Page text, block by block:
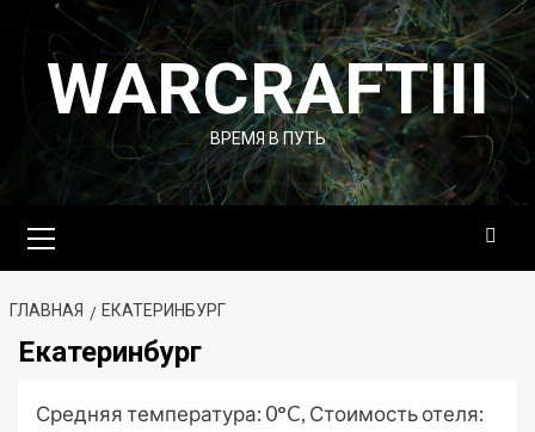
Перейти
содержимому
WARCRAFTIII
ВРЕМЯ В ПУТЬ
меню
ГЛАВНАЯ ЕКАТЕРИНБУРГ
Екатеринбург
Средняя температура: 0°C, Стоимость отеля: